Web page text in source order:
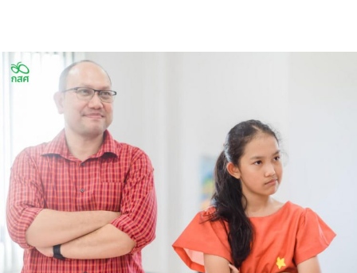
content